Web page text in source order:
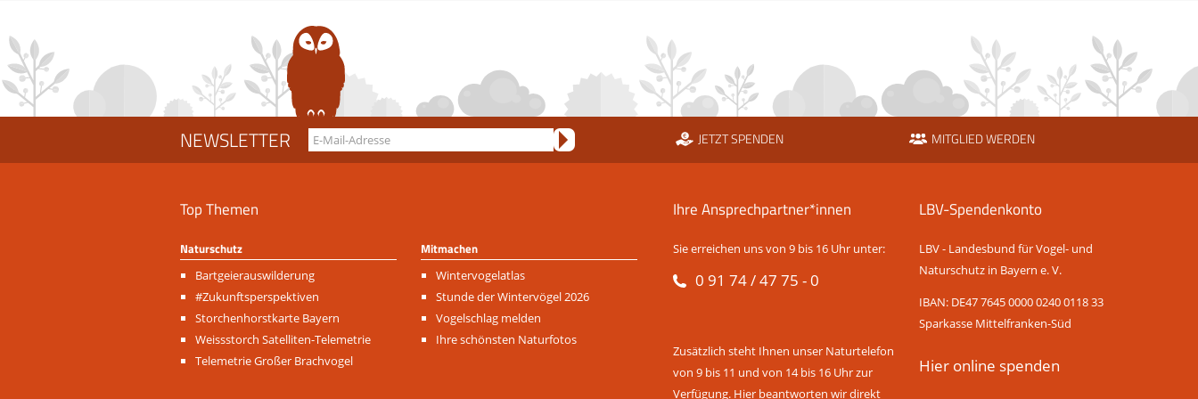
NEWSLETTER JETZT SPENDEN MITGLIED WERDEN
Top Themen
Naturschutz
Navigation
überspringen
Bartgeierauswilderung
#Zukunftsperspektiven
Storchenhorstkarte Bayern
Weissstorch Satelliten-Telemetrie
Telemetrie Großer Brachvogel
Mitmachen
Navigation
überspringen
Wintervogelatlas
Stunde der Wintervögel 2026
Vogelschlag melden
Ihre schönsten Naturfotos
Ihre Ansprechpartner*innen
Sie erreichen uns von 9 bis 16 Uhr unter:
0 91 74 / 47 75 - 0
Zusätzlich steht Ihnen unser Naturtelefon
von 9 bis 11 und von 14 bis 16 Uhr zur
Verfügung. Hier beantworten wir direkt
LBV-Spendenkonto
LBV - Landesbund für Vogel- und
Naturschutz in Bayern e. V.
IBAN: DE47 7645 0000 0240 0118 33
Sparkasse Mittelfranken-Süd
Hier online spenden